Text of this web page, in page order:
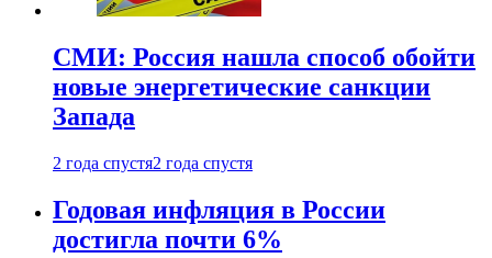
СМИ: Россия нашла способ обойти
новые энергетические санкции
Запада
2 года спустя2 года спустя
Годовая инфляция в России
достигла почти 6%